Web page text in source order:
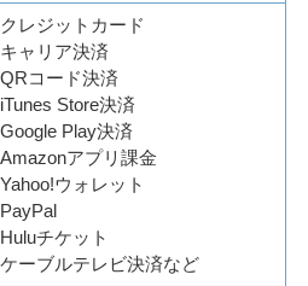
クレジットカード
キャリア決済
QRコード決済
iTunes Store決済
Google Play決済
Amazonアプリ課金
Yahoo!ウォレット
PayPal
Huluチケット
ケーブルテレビ決済など